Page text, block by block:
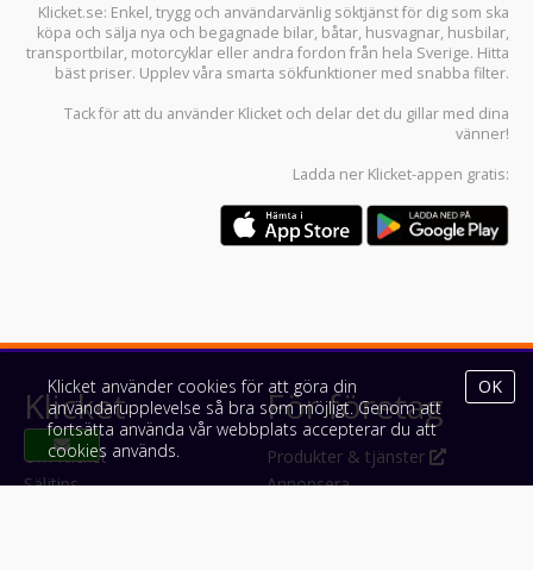
Klicket.se: Enkel, trygg och användarvänlig söktjänst för dig som ska
köpa och sälja nya och begagnade bilar, båtar, husvagnar, husbilar,
transportbilar, motorcyklar eller andra fordon från hela Sverige. Hitta
bäst priser. Upplev våra smarta sökfunktioner med snabba filter.
Tack för att du använder Klicket och delar det du gillar med dina
vänner!
Ladda ner Klicket-appen gratis:
Klicket
Om Klicket
Säljtips
För företag
Produkter & tjänster
Annonsera
Klicket använder cookies för att göra din
användarupplevelse så bra som möjligt. Genom att
fortsätta använda vår webbplats accepterar du att
cookies används.
OK